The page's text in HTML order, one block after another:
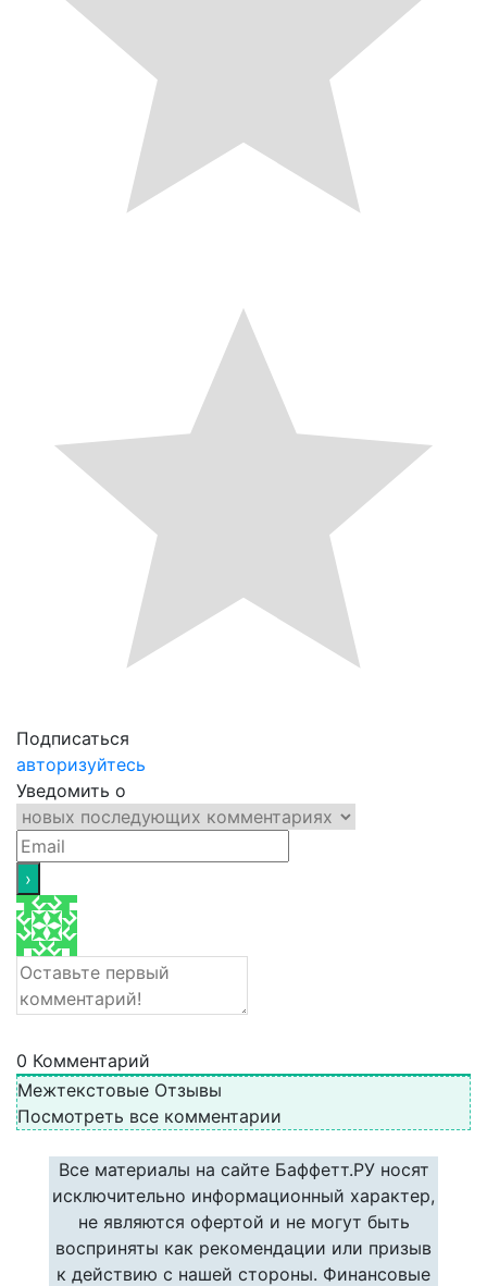
Подписаться
авторизуйтесь
Уведомить о
0 Комментарий
Межтекстовые Отзывы
Посмотреть все комментарии
Все материалы на сайте Баффетт.РУ носят
исключительно информационный характер,
не являются офертой и не могут быть
восприняты как рекомендации или призыв
к действию с нашей стороны. Финансовые